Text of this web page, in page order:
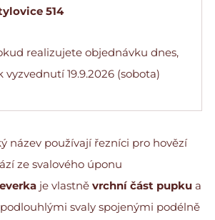
514
realizujete objednávku dnes,
19.9.2026 (sobota)
název používají řezníci pro hovězí
ze svalového úponu
je vlastně vrchní část pupku a
svaly spojenými podélně